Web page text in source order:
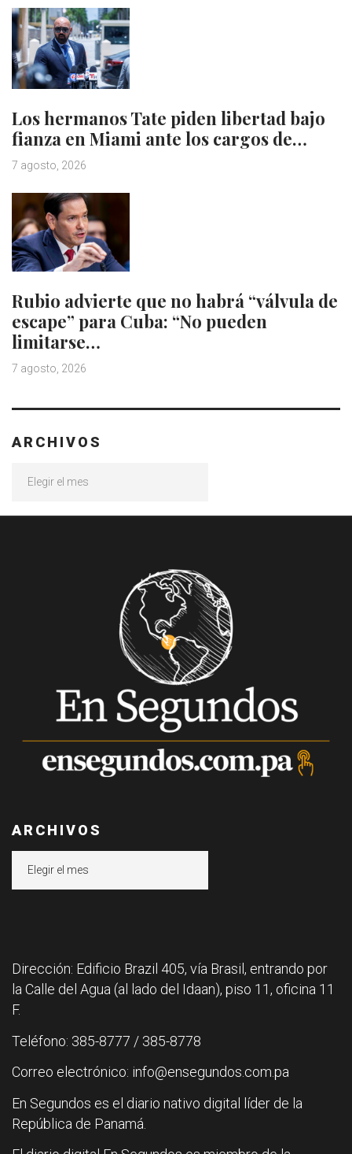
Los hermanos Tate piden libertad bajo
fianza en Miami ante los cargos de…
7 agosto, 2026
Rubio advierte que no habrá “válvula de
escape” para Cuba: “No pueden
limitarse…
7 agosto, 2026
ARCHIVOS
ARCHIVOS
Dirección: Edificio Brazil 405, vía Brasil, entrando por
la Calle del Agua (al lado del Idaan), piso 11, oficina 11
F.
Teléfono: 385-8777 / 385-8778
Correo electrónico: info@ensegundos.com.pa
En Segundos es el diario nativo digital líder de la
República de Panamá.